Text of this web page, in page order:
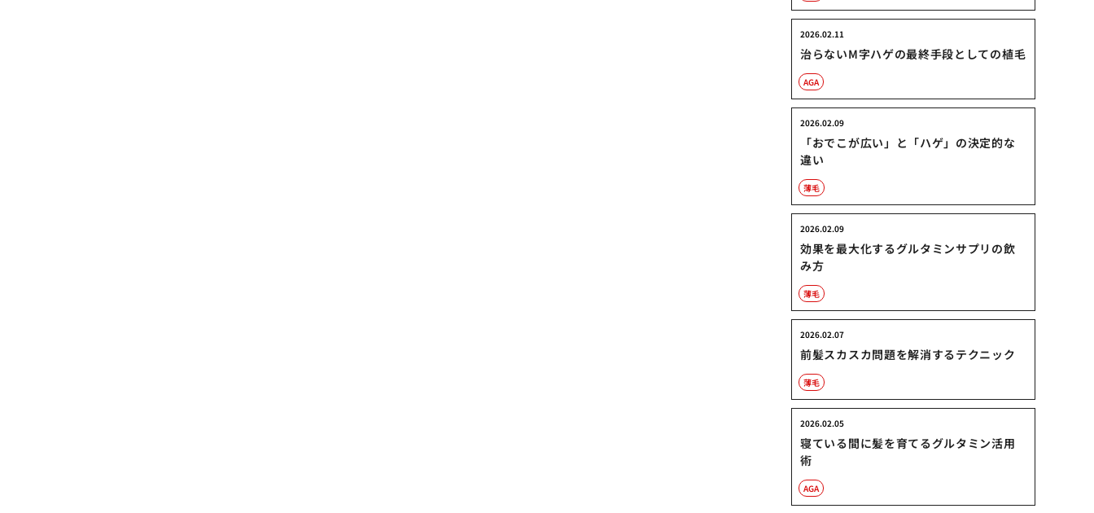
治らないM字ハゲの最終手段としての植毛
2026.02.11
AGA
「おでこが広い」と「ハゲ」の決定的な
違い
2026.02.09
薄毛
効果を最大化するグルタミンサプリの飲
み方
2026.02.09
薄毛
前髪スカスカ問題を解消するテクニック
2026.02.07
薄毛
寝ている間に髪を育てるグルタミン活用
術
2026.02.05
AGA